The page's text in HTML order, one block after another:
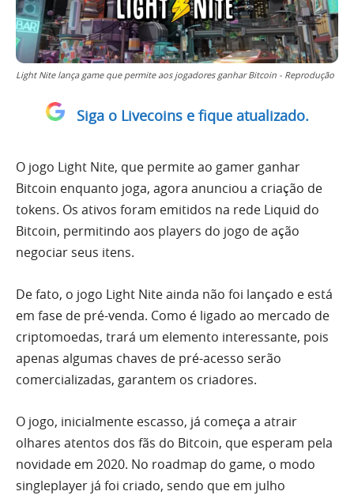
Light Nite lança game que permite aos jogadores ganhar Bitcoin - Reprodução
Siga o Livecoins e fique atualizado.
O jogo Light Nite, que permite ao gamer ganhar
Bitcoin enquanto joga, agora anunciou a criação de
tokens. Os ativos foram emitidos na rede Liquid do
Bitcoin, permitindo aos players do jogo de ação
negociar seus itens.
De fato, o jogo Light Nite ainda não foi lançado e está
em fase de pré-venda. Como é ligado ao mercado de
criptomoedas, trará um elemento interessante, pois
apenas algumas chaves de pré-acesso serão
comercializadas, garantem os criadores.
O jogo, inicialmente escasso, já começa a atrair
olhares atentos dos fãs do Bitcoin, que esperam pela
novidade em 2020. No roadmap do game, o modo
singleplayer já foi criado, sendo que em julho